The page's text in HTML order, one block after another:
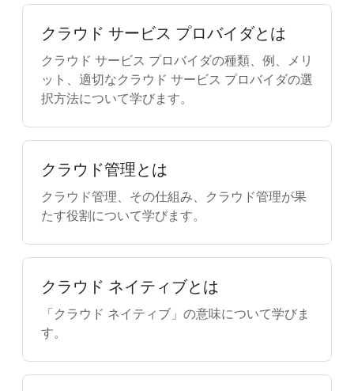
クラウド サービス プロバイダとは
クラウド サービス プロバイダの種類、例、メリ
ット、適切なクラウド サービス プロバイダの選
択方法について学びます。
クラウド管理とは
クラウド管理、その仕組み、クラウド管理が果
たす役割について学びます。
クラウド ネイティブとは
「クラウド ネイティブ」の意味について学びま
す。